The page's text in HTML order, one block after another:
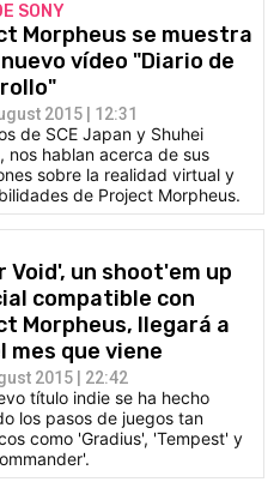
SONY
Morpheus se muestra
vídeo "Diario de
2015 | 12:31
de SCE Japan y Shuhei
nos hablan acerca de sus
sobre la realidad virtual y
de Project Morpheus.
Void', un shoot'em up
compatible con
Morpheus, llegará a
mes que viene
2015 | 22:42
título indie se ha hecho
los pasos de juegos tan
como 'Gradius', 'Tempest' y